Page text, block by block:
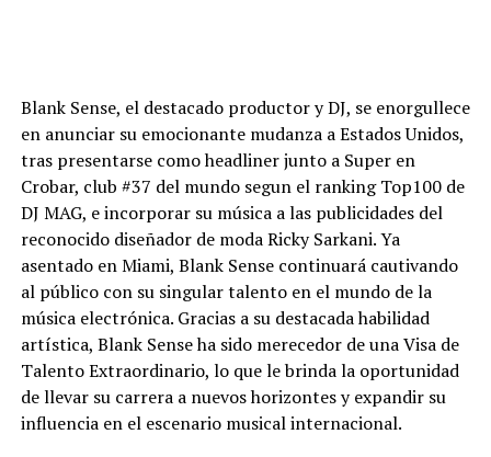
Blank Sense, el destacado productor y DJ, se enorgullece
en anunciar su emocionante mudanza a Estados Unidos,
tras presentarse como headliner junto a Super en
Crobar, club #37 del mundo segun el ranking Top100 de
DJ MAG, e incorporar su música a las publicidades del
reconocido diseñador de moda Ricky Sarkani. Ya
asentado en Miami, Blank Sense continuará cautivando
al público con su singular talento en el mundo de la
música electrónica. Gracias a su destacada habilidad
artística, Blank Sense ha sido merecedor de una Visa de
Talento Extraordinario, lo que le brinda la oportunidad
de llevar su carrera a nuevos horizontes y expandir su
influencia en el escenario musical internacional.